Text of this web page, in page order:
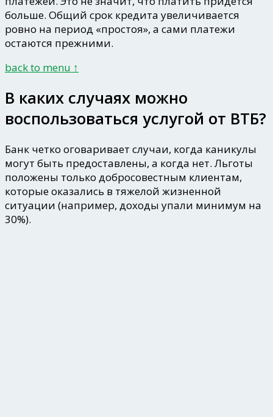
больше. Общий срок кредита увеличивается
ровно на период «простоя», а сами платежи
остаются прежними.
back to menu ↑
В каких случаях можно
воспользоваться услугой от ВТБ?
Банк четко оговаривает случаи, когда каникулы
могут быть предоставлены, а когда нет. Льготы
положены только добросовестным клиентам,
которые оказались в тяжелой жизненной
ситуации (например, доходы упали минимум на
30%).